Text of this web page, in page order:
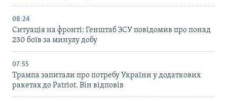
08:24
Ситуація на фронті: Генштаб ЗСУ повідомив про понад
230 боїв за минулу добу
07:55
Трампа запитали про потребу України у додаткових
ракетах до Patriot. Він відповів